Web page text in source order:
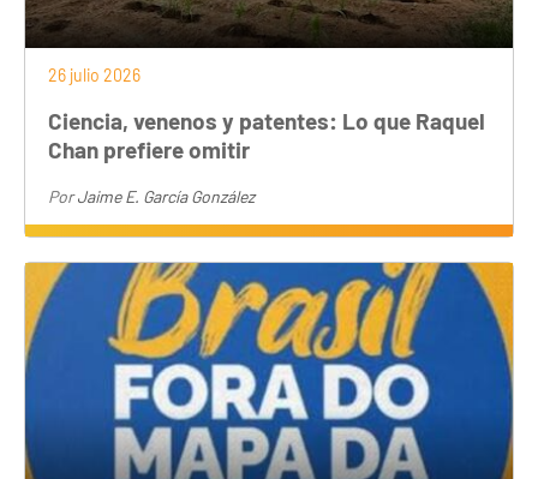
26 julio 2026
Ciencia, venenos y patentes: Lo que Raquel
Chan prefiere omitir
PorJaime E. García González